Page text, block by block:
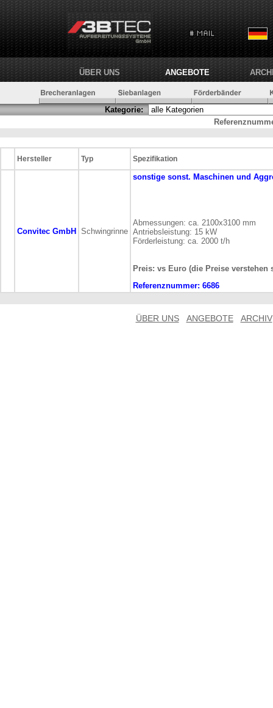
ÜBER UNS ANGEBOTE
Kategorie:
Hersteller Typ Spezifikation
Convitec GmbH Schwingrinne
sonstige sonst. Maschinen und
Abmessungen: ca. 2100x3100 mm
Antriebsleistung: 15 kW
Förderleistung: ca. 2000 t/h
Preis: vs Euro (die Preise
Referenznummer: 6686
ÜBER UNS ANGEBOTE ARCHIV